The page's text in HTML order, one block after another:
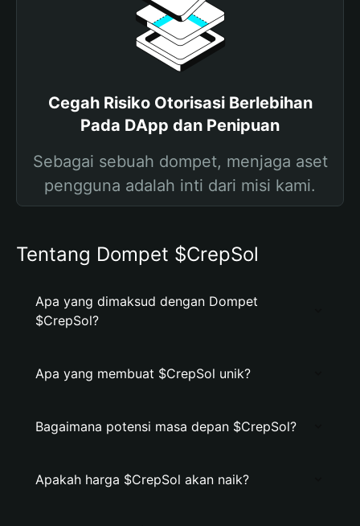
Cegah Risiko Otorisasi Berlebihan
Pada DApp dan Penipuan
Sebagai sebuah dompet, menjaga aset
pengguna adalah inti dari misi kami.
Tentang Dompet $CrepSol
Apa yang dimaksud dengan Dompet
$CrepSol?
Apa yang membuat $CrepSol unik?
Bagaimana potensi masa depan $CrepSol?
Apakah harga $CrepSol akan naik?